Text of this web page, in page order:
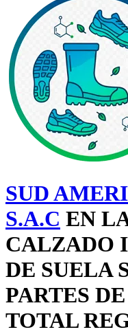
SUD
S.A.C EN
CALZADO
DE SUELA
PARTES
TOTAL